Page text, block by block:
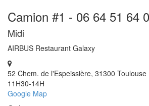
Camion #1 - 06 64 51 64
Midi
AIRBUS Restaurant Galaxy
52 Chem. de l'Espeissière, 31300 Toulouse
11H30-14H
Google Map